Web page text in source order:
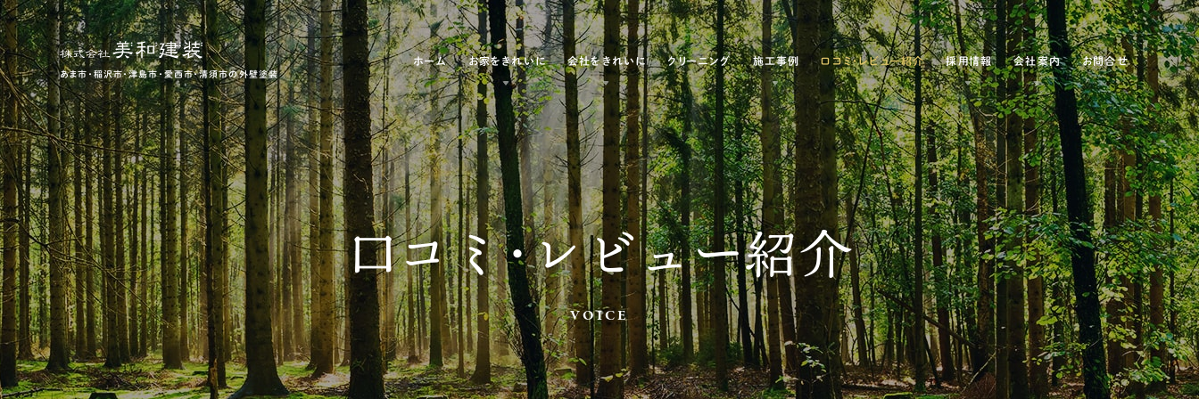
あま市・稲沢市・津島市・愛西市・清須市の外壁塗装
ホーム お家をきれいに 会社をきれいに クリーニング 施工事例 口コミ・レビュー紹介 採用情報 会社案内 お問合せ
口コミ・レビュー紹介
VOICE